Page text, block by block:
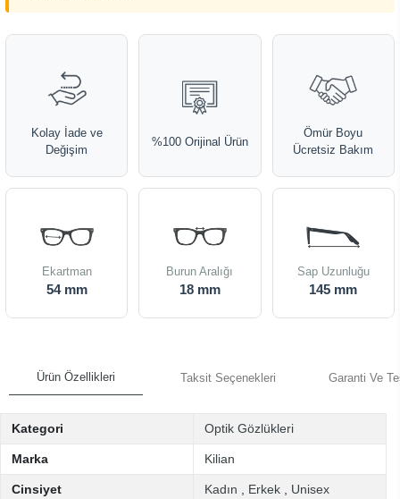
Kolay İade ve
Değişim
%100 Orijinal Ürün
Ömür Boyu
Ücretsiz Bakım
Ekartman
54 mm
Burun Aralığı
18 mm
Sap Uzunluğu
145 mm
Ürün Özellikleri Taksit Seçenekleri Garanti Ve
Kategori Optik Gözlükleri
Marka Kilian
Cinsiyet Kadın Erkek Unisex